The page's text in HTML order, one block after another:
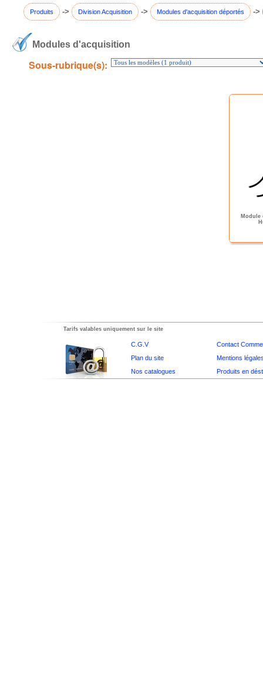
Produits -> Division Acquisition -> Modules d'acquisition déportés ->
Modules d'acquisition
Sous-rubrique(s):
Module
Tarifs valables uniquement sur le site
C.G.V
Contact
Plan du site
Mentions
Nos catalogues
Produits en